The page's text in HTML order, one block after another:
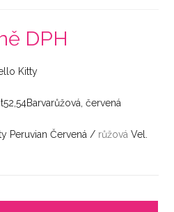
DPH
Kitty
červená
Peruvian Červená / růžová Vel.